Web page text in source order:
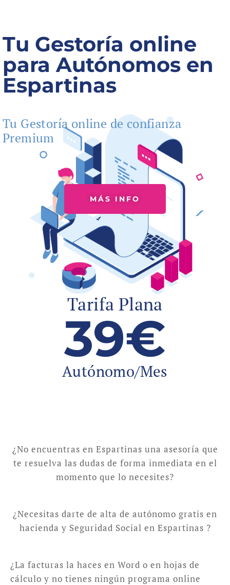
Tu Gestoría online
para Autónomos en
Espartinas
Tu Gestoría online de confianza
Premium
MÁS INFO
Tarifa Plana
39€
Autónomo/Mes
¿No encuentras en Espartinas una asesoría que
te resuelva las dudas de forma inmediata en el
momento que lo necesites?
¿Necesitas darte de alta de autónomo gratis en
hacienda y Seguridad Social en Espartinas ?
¿La facturas la haces en Word o en hojas de
cálculo y no tienes ningún programa online